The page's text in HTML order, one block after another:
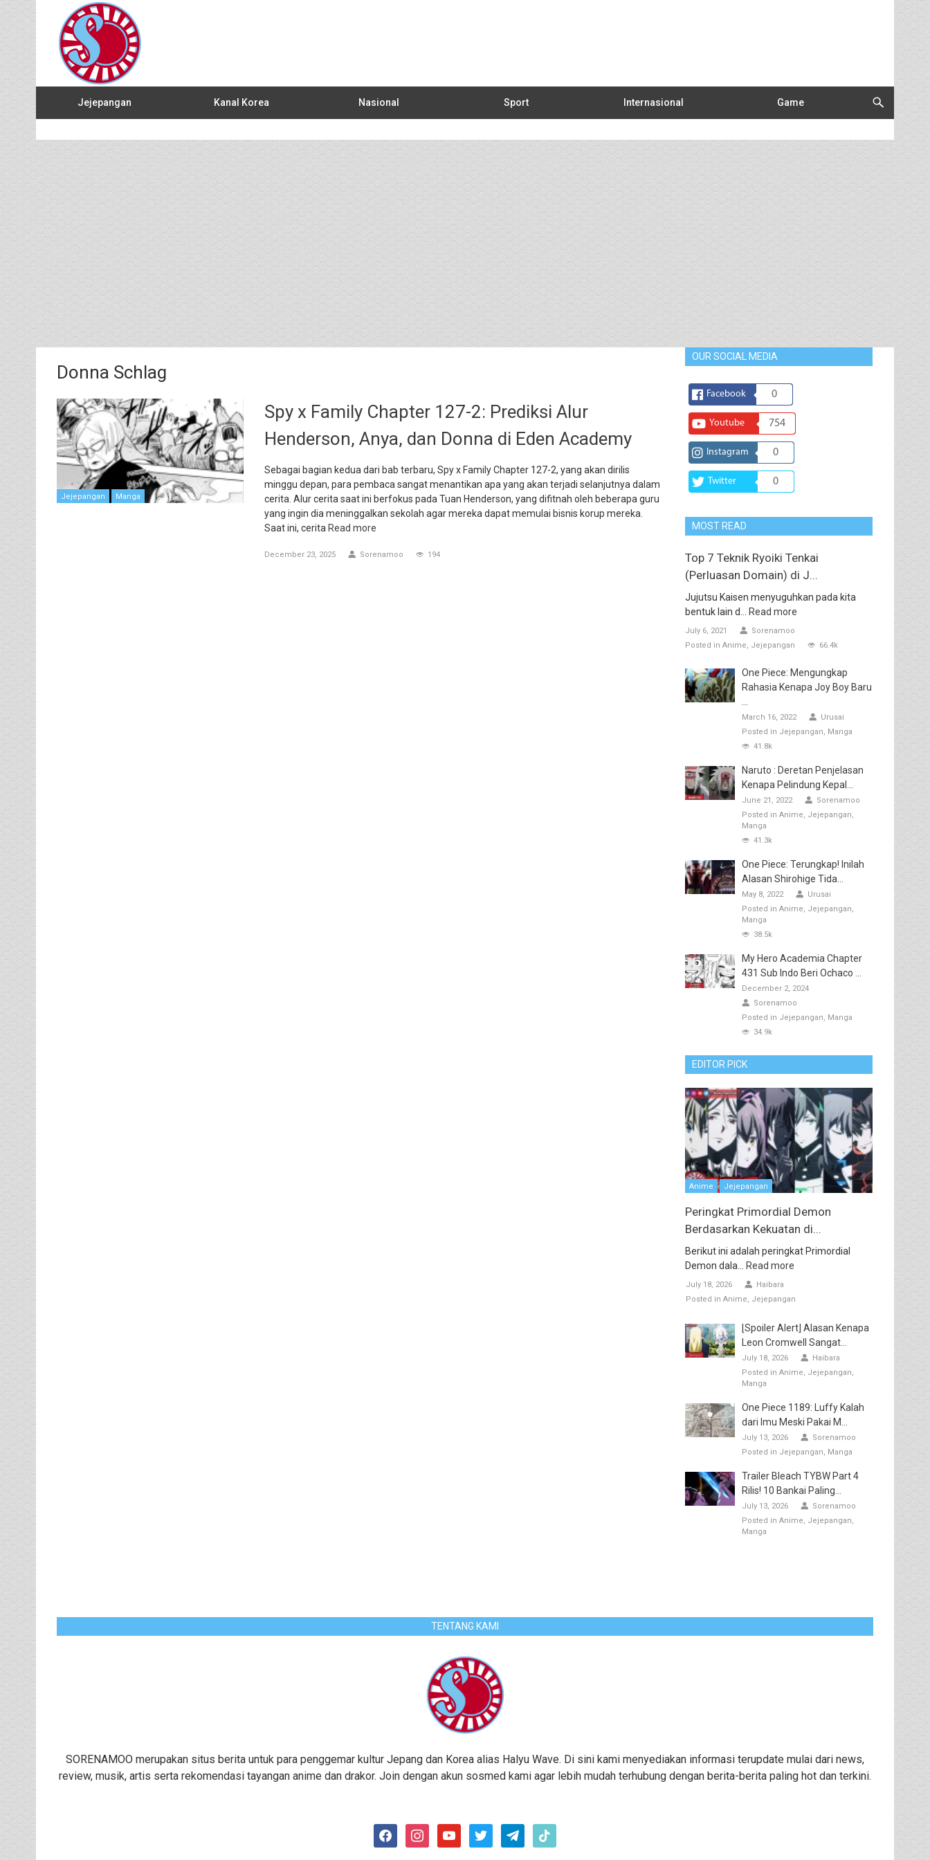
Jejepangan Kanal Korea Nasional Sport Internasional Game
Donna Schlag
Jejepangan Manga
Spy x Family Chapter 127-2: Prediksi Alur
Henderson, Anya, dan Donna di Eden Academy
Sebagai bagian kedua dari bab terbaru, Spy x Family Chapter 127-2, yang akan dirilis
minggu depan, para pembaca sangat menantikan apa yang akan terjadi selanjutnya dalam
cerita. Alur cerita saat ini berfokus pada Tuan Henderson, yang difitnah oleh beberapa guru
yang ingin dia meninggalkan sekolah agar mereka dapat memulai bisnis korup mereka.
Saat ini, cerita Read more
December 23, 2025 Sorenamoo 194
OUR SOCIAL MEDIA
Facebook 0
Youtube 754
Instagram 0
Twitter 0
MOST READ
Top 7 Teknik Ryoiki Tenkai
(Perluasan Domain) di J...
Jujutsu Kaisen menyuguhkan pada kita
bentuk lain d...
Read more
July 6, 2021
Sorenamoo
Posted in Anime Jejepangan 66.4k
One Piece: Mengungkap
Rahasia Kenapa Joy Boy Baru
March 16, 2022
Urusai
Posted in Jejepangan
Manga
41.8k
Naruto : Deretan Penjelasan
Kenapa Pelindung Kepal...
June 21, 2022
Sorenamoo
Posted in Anime
Jejepangan
Manga
41.3k
One Piece: Terungkap! Inilah
Alasan Shirohige Tida...
May 8, 2022
Urusai
Posted in Anime
Jejepangan
Manga
38.5k
My Hero Academia Chapter
431 Sub Indo Beri Ochaco ...
December 2, 2024
Sorenamoo
Posted in Jejepangan
Manga
34.9k
EDITOR PICK
Anime Jejepangan
Peringkat Primordial Demon
Berdasarkan Kekuatan di...
Berikut ini adalah peringkat Primordial
Demon dala...
Read more
July 18, 2026
Haibara
Posted in Anime Jejepangan
[Spoiler Alert] Alasan Kenapa
Leon Cromwell Sangat...
July 18, 2026
Haibara
Posted in Anime
Jejepangan
Manga
One Piece 1189: Luffy Kalah
dari Imu Meski Pakai M...
July 13, 2026
Sorenamoo
Posted in Jejepangan Manga
Trailer Bleach TYBW Part 4
Rilis! 10 Bankai Paling...
July 13, 2026
Sorenamoo
Posted in Anime
Jejepangan
Manga
TENTANG KAMI
SORENAMOO merupakan situs berita untuk para penggemar kultur Jepang dan Korea alias Halyu Wave. Di sini kami menyediakan informasi terupdate mulai dari news,
review, musik, artis serta rekomendasi tayangan anime dan drakor. Join dengan akun sosmed kami agar lebih mudah terhubung dengan berita-berita paling hot dan terkini.
facebookinstagramyoutubetwitter telegramtiktok